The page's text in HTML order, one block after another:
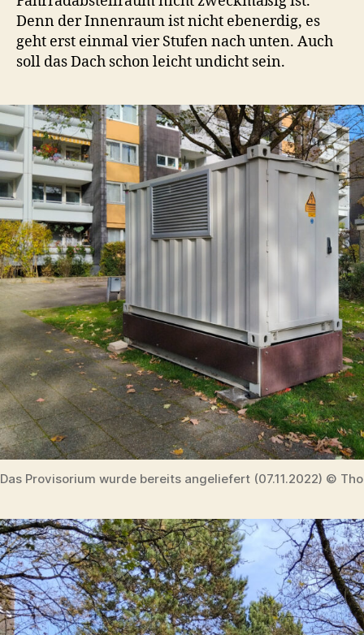
Denn der Innenraum ist nicht ebenerdig, es
geht erst einmal vier Stufen nach unten. Auch
soll das Dach schon leicht undicht sein.
Das Provisorium wurde bereits angeliefert (07.11.2022) ©